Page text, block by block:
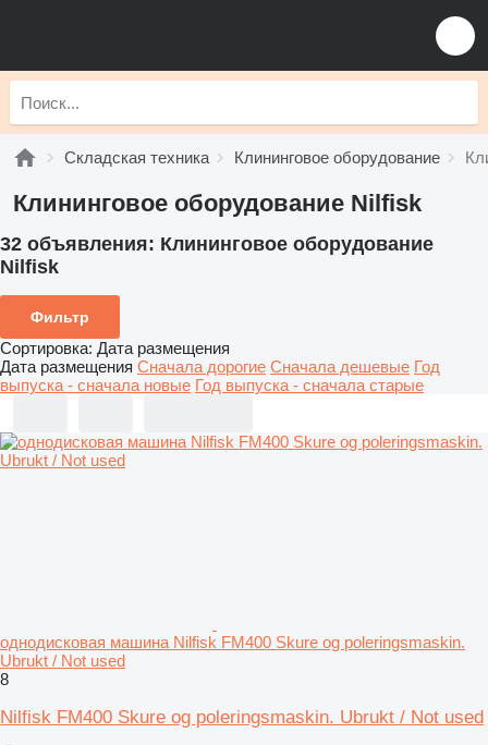
Складская техника Клининговое оборудование
Клининговое оборудование Nilfisk
32 объявления: Клининговое оборудование
Nilfisk
Фильтр
Сортировка: Дата размещения
Дата размещения Сначала дорогие Сначала дешевые Год
выпуска - сначала новые Год выпуска - сначала старые
однодисковая машина Nilfisk FM400 Skure og poleringsmaskin.
Ubrukt / Not used
8
Nilfisk FM400 Skure og poleringsmaskin. Ubrukt / Not used